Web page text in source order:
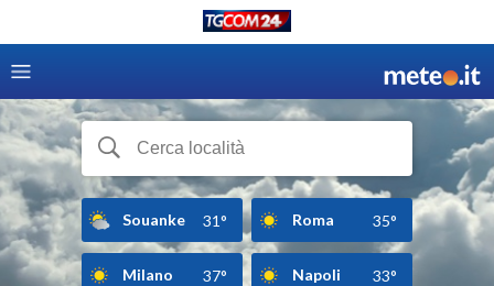
Souanke 31° Roma 35°
Milano 37° Napoli 33°